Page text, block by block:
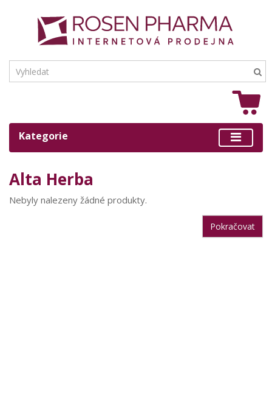
Kategorie
Alta Herba
Nebyly nalezeny žádné produkty.
Pokračovat